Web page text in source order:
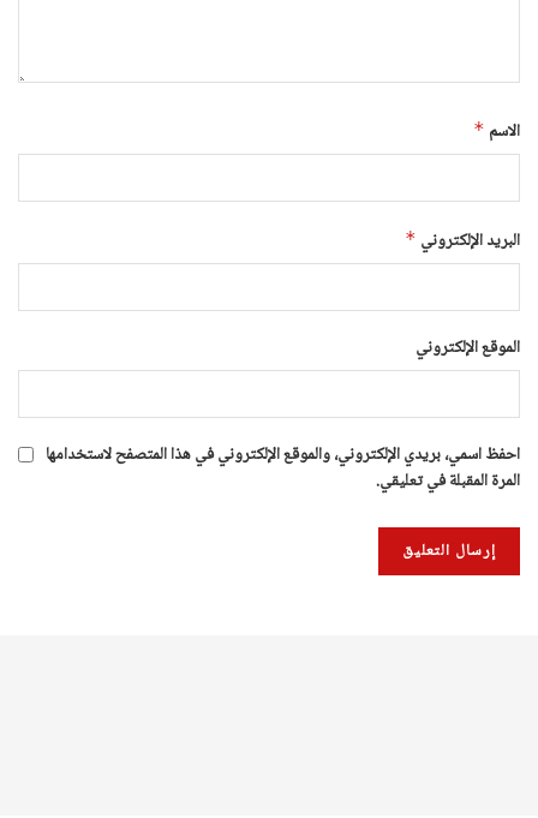
الاسم *
البريد الإلكتروني *
الموقع الإلكتروني
احفظ اسمي، بريدي الإلكتروني، والموقع الإلكتروني في هذا المتصفح لاستخدامها
المرة المقبلة في تعليقي.